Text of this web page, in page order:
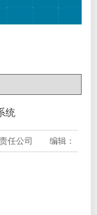
统
责任公司 编辑：